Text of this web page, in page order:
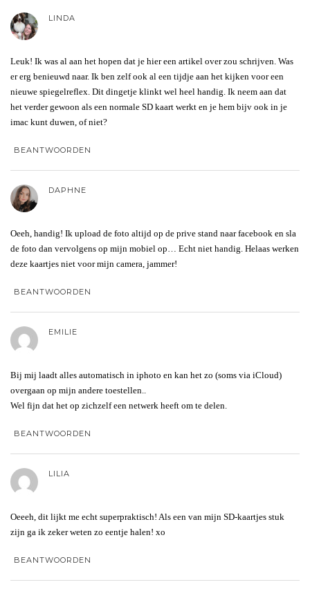
LINDA
Leuk! Ik was al aan het hopen dat je hier een artikel over zou schrijven. Was
er erg benieuwd naar. Ik ben zelf ook al een tijdje aan het kijken voor een
nieuwe spiegelreflex. Dit dingetje klinkt wel heel handig. Ik neem aan dat
het verder gewoon als een normale SD kaart werkt en je hem bijv ook in je
imac kunt duwen, of niet?
BEANTWOORDEN
DAPHNE
Oeeh, handig! Ik upload de foto altijd op de prive stand naar facebook en sla
de foto dan vervolgens op mijn mobiel op… Echt niet handig. Helaas werken
deze kaartjes niet voor mijn camera, jammer!
BEANTWOORDEN
EMILIE
Bij mij laadt alles automatisch in iphoto en kan het zo (soms via iCloud)
overgaan op mijn andere toestellen..
Wel fijn dat het op zichzelf een netwerk heeft om te delen.
BEANTWOORDEN
LILIA
Oeeeh, dit lijkt me echt superpraktisch! Als een van mijn SD-kaartjes stuk
zijn ga ik zeker weten zo eentje halen! xo
BEANTWOORDEN